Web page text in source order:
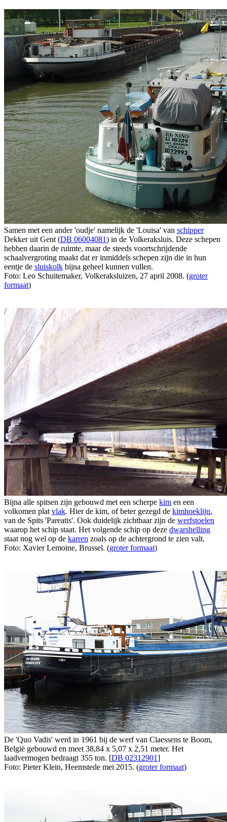
Samen met een ander 'oudje' namelijk de 'Louisa' van schipper
Dekker uit Gent (DB 06004081) in de Volkeraksluis. Deze schepen
hebben daarin de ruimte, maar de steeds voortschrijdende
schaalvergroting maakt dat er inmiddels schepen zijn die in hun
eentje de sluiskolk bijna geheel kunnen vullen.
Foto: Leo Schuitemaker, Volkeraksluizen, 27 april 2008. (groter
formaat)
Bijna alle spitsen zijn gebouwd met een scherpe kim en een
volkomen plat vlak. Hier de kim, of beter gezegd de kimhoeklijn,
van de Spits 'Pareatis'. Ook duidelijk zichtbaar zijn de werfstoelen
waarop het schip staat. Het volgende schip op deze dwarshelling
staat nog wel op de karren zoals op de achtergrond te zien valt.
Foto: Xavier Lemoine, Brussel. (groter formaat)
De 'Quo Vadis' werd in 1961 bij de werf van Claessens te Boom,
België gebouwd en meet 38,84 x 5,07 x 2,51 meter. Het
laadvermogen bedraagt 355 ton. [DB 02312901]
Foto: Pieter Klein, Heemstede mei 2015. (groter formaat)